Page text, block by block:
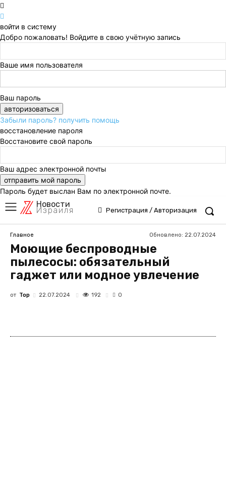
войти в систему
Добро пожаловать! Войдите в свою учётную запись
Ваше имя пользователя
Ваш пароль
Забыли пароль? получить помощь
восстановление пароля
Восстановите свой пароль
Ваш адрес электронной почты
Пароль будет выслан Вам по электронной почте.
Новости
Израиля Регистрация / Авторизация
Главное Обновлено: 22.07.2024
Моющие беспроводные
пылесосы: обязательный
гаджет или модное увлечение
от Top 22.07.2024 192 0